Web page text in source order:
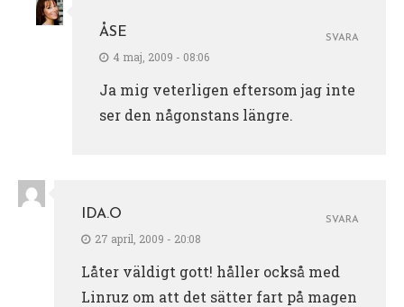
ÅSE
4 maj, 2009 - 08:06
Ja mig veterligen eftersom jag inte
ser den någonstans längre.
SVARA
IDA.O
27 april, 2009 - 20:08
Låter väldigt gott! håller också med
Linruz om att det sätter fart på magen
SVARA